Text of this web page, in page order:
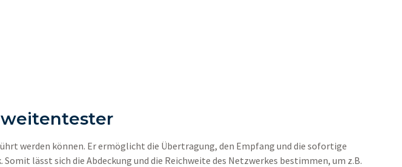
werden können. Er ermöglicht die Übertragung, den Empfang und die sofortige
lässt sich die Abdeckung und die Reichweite des Netzwerkes bestimmen, um z.B.